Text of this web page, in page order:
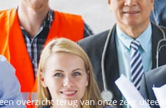
overzicht terug van onze zeer